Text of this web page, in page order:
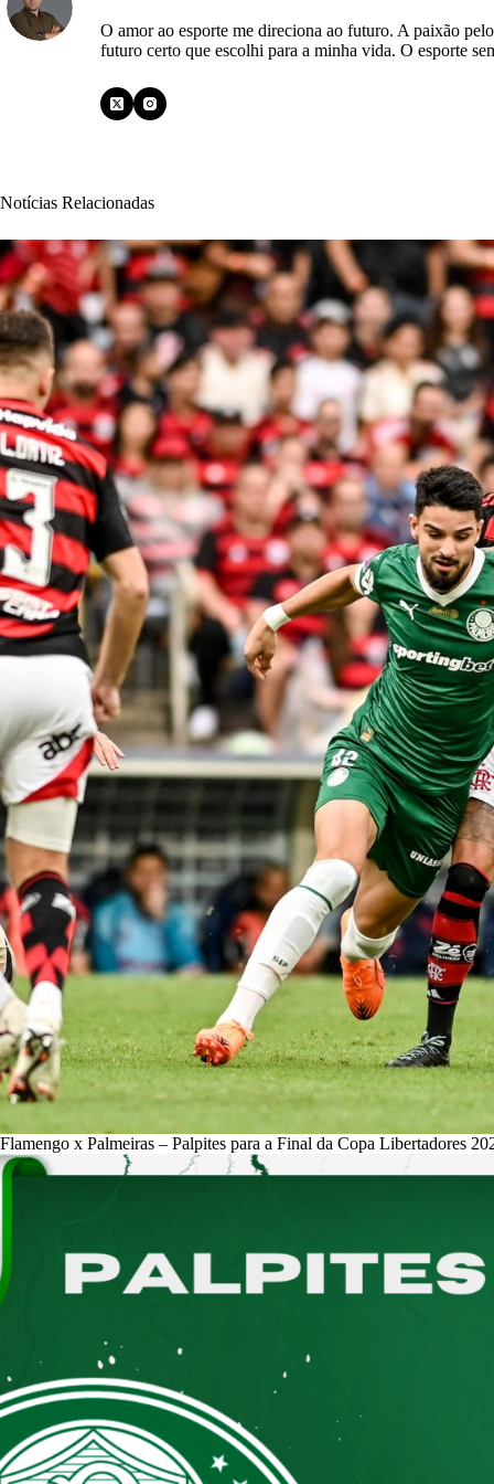
O amor ao esporte me direciona ao futuro. A paixão
futuro certo que escolhi para a minha vida. O esporte
Notícias Relacionadas
Flamengo x Palmeiras – Palpites para a Final da Copa Libertadores